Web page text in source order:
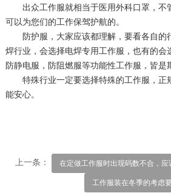
出众工作服就相当于医用外科口罩，不
可以为您们的工作保驾护航的。
防护服，大家应该都理解，要看各自的
焊行业，会选择电焊专用工作服，也有的会
防静电服，防阻燃服等功能性工作服，皆是
特殊行业一定要选择特殊的工作服，正
能安心。
上一条： 在定做工作服时出现码数不合，应
工作服装在冬季的考虑